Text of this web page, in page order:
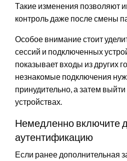
Такие изменения позволяют
контроль даже после смены
Особое внимание стоит
сессий и подключенных
показывает входы из других
незнакомые подключения
принудительно, а затем выйти
устройствах.
Немедленно включите
аутентификацию
Если ранее дополнительная